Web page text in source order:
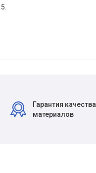
Гарантия качества
материалов